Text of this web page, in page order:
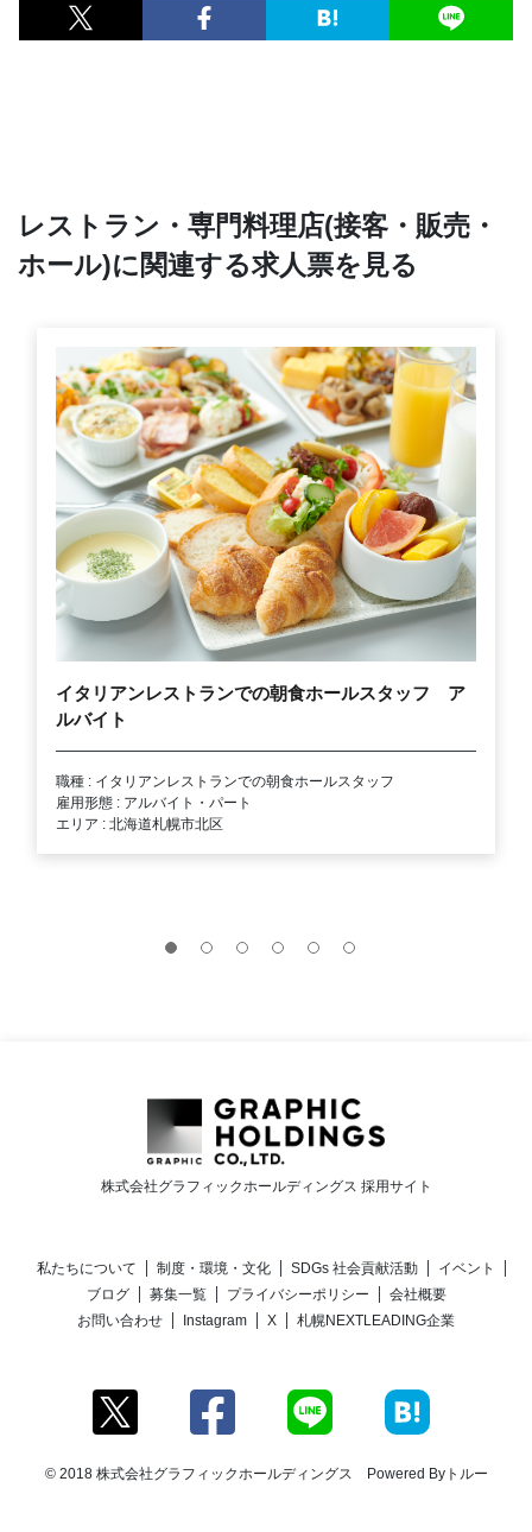
レストラン・専門料理店(接客・販売・
ホール)に関連する求人票を見る
イタリアンレストランでの朝食ホールスタッフ ア
ルバイト
職種 : イタリアンレストランでの朝食ホールスタッフ
雇用形態 : アルバイト・パート
エリア : 北海道札幌市北区
株式会社グラフィックホールディングス 採用サイト
私たちについて 制度・環境・文化 SDGs 社会貢献活動
イベント
ブログ
募集一覧 プライバシーポリシー
会社概要
お問い合わせ
Instagram X 札幌NEXTLEADING企業
© 2018 株式会社グラフィックホールディングス Powered Byトルー